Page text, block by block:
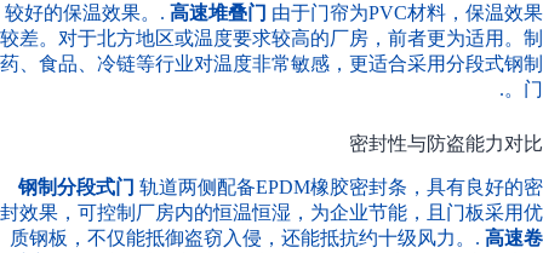
较好的保温效果。. 高速堆叠门 由于门帘为PVC材料，保温效果
较差。对于北方地区或温度要求较高的厂房，前者更为适用。制
药、食品、冷链等行业对温度非常敏感，更适合采用分段式钢制
门。.
密封性与防盗能力对比
钢制分段式门 轨道两侧配备EPDM橡胶密封条，具有良好的密
封效果，可控制厂房内的恒温恒湿，为企业节能，且门板采用优
质钢板，不仅能抵御盗窃入侵，还能抵抗约十级风力。. 高速卷